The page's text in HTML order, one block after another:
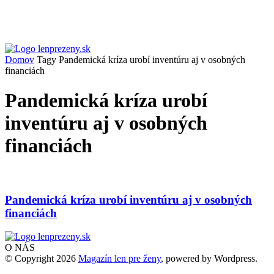
Domov Tagy Pandemická kríza urobí inventúru aj v osobných
financiách
Pandemická kríza urobí
inventúru aj v osobných
financiách
Pandemická kríza urobí inventúru aj v osobných
financiách
O NÁS
© Copyright 2026 Magazín len pre ženy, powered by Wordpress.